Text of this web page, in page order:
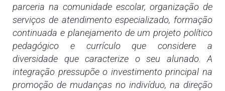
parceria na comunidade escolar, organização de
serviços de atendimento especializado, formação
continuada e planejamento de um projeto político
pedagógico e currículo que considere a
diversidade que caracterize o seu alunado. A
integração pressupõe o investimento principal na
promoção de mudanças no indivíduo, na direção